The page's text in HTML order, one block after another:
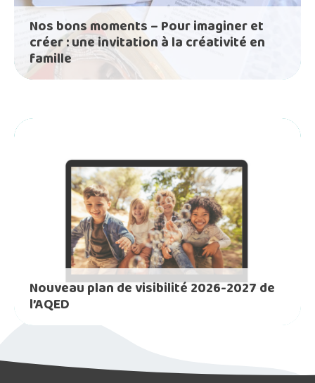
Nos bons moments – Pour imaginer et
créer : une invitation à la créativité en
famille
Nouveau plan de visibilité 2026-2027 de
l’AQED